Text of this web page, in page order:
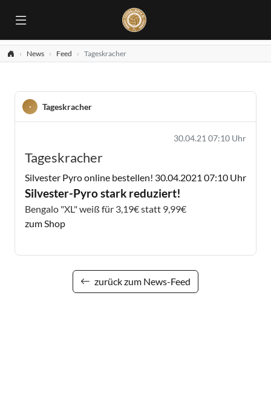
News Feed Tageskracher
Tageskracher
30.04.21 07:10 Uhr
Tageskracher
Silvester Pyro online bestellen! 30.04.2021 07:10 Uhr
Silvester-Pyro stark reduziert!
Bengalo "XL" weiß für 3,19€ statt 9,99€
zum Shop
zurück zum News-Feed